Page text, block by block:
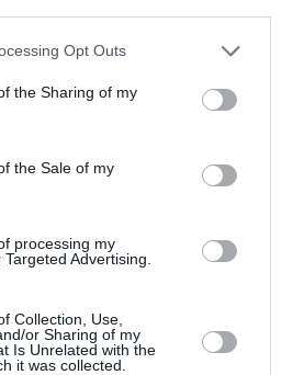
Opt Outs
the Sharing of my
the Sale of my
processing my
Advertising.
Collection, Use,
or Sharing of my
Is Unrelated with the
it was collected.
Εκδήλωση για τα 100
Μικρασιατική